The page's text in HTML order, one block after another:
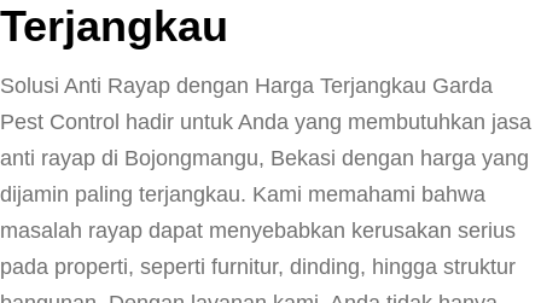
Terjangkau
Solusi Anti Rayap dengan Harga Terjangkau Garda
Pest Control hadir untuk Anda yang membutuhkan jasa
anti rayap di Bojongmangu, Bekasi dengan harga yang
dijamin paling terjangkau. Kami memahami bahwa
masalah rayap dapat menyebabkan kerusakan serius
pada properti, seperti furnitur, dinding, hingga struktur